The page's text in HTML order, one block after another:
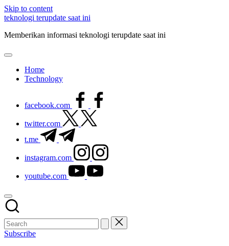
Skip to content
teknologi terupdate saat ini
Memberikan informasi teknologi terupdate saat ini
Home
Technology
facebook.com
twitter.com
t.me
instagram.com
youtube.com
Subscribe